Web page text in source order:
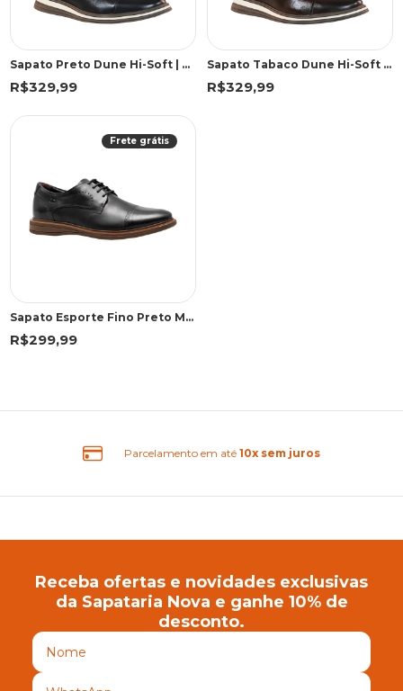
Sapato Preto Dune Hi-Soft | Democrata
R$329,99
Sapato Tabaco Dune Hi-Soft | Democrata
R$329,99
Frete grátis
Sapato Esporte Fino Preto Metropolitan Bay | Democrata
R$299,99
em até10x sem juros
Receba ofertas e novidades exclusivas
da Sapataria Nova e ganhe 10% de
desconto.